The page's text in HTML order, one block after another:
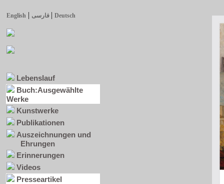
English | | Deutsch
Lebenslauf
Buch:Ausgewählte
Werke
Kunstwerke
Publikationen
Auszeichnungen und
Ehrungen
Erinnerungen
Videos
Presseartikel